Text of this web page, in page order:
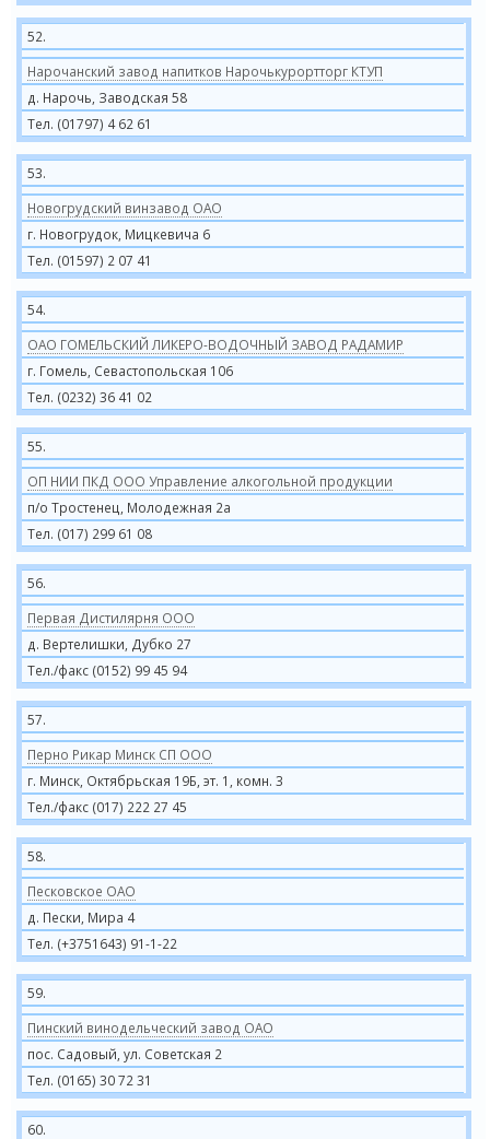
52.
Нарочанский завод напитков Нарочькурортторг КТУП
д. Нарочь, Заводская 58
Тел. (01797) 4 62 61
53.
Новогрудский винзавод ОАО
г. Новогрудок, Мицкевича 6
Тел. (01597) 2 07 41
54.
ОАО ГОМЕЛЬСКИЙ ЛИКЕРО-ВОДОЧНЫЙ ЗАВОД РАДАМИР
г. Гомель, Севастопольская 106
Тел. (0232) 36 41 02
55.
ОП НИИ ПКД ООО Управление алкогольной продукции
п/о Тростенец, Молодежная 2а
Тел. (017) 299 61 08
56.
Первая Дистилярня ООО
д. Вертелишки, Дубко 27
Тел./факс (0152) 99 45 94
57.
Перно Рикар Минск СП ООО
г. Минск, Октябрьская 19Б, эт. 1, комн. 3
Тел./факс (017) 222 27 45
58.
Песковское ОАО
д. Пески, Мира 4
Тел. (+3751643) 91-1-22
59.
Пинский винодельческий завод ОАО
пос. Садовый, ул. Советская 2
Тел. (0165) 30 72 31
60.